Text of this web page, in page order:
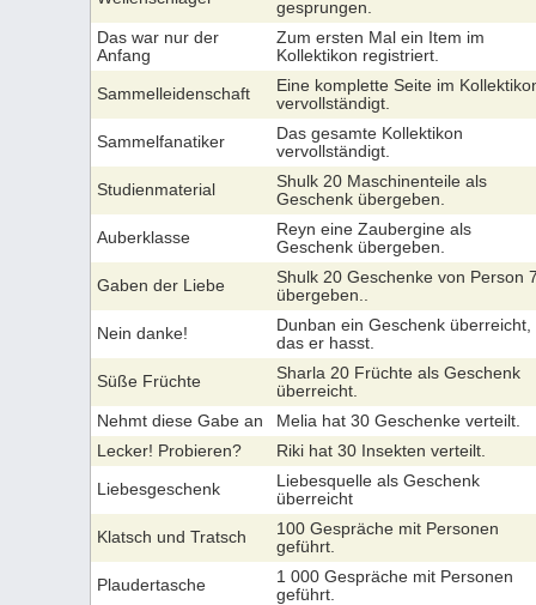
gesprungen.
Das war nur der
Anfang
Zum ersten Mal ein Item im
Kollektikon registriert.
Sammelleidenschaft
Eine komplette Seite im
vervollständigt.
Sammelfanatiker
Das gesamte Kollektikon
vervollständigt.
Studienmaterial
Shulk 20 Maschinenteile als
Geschenk übergeben.
Auberklasse
Reyn eine Zaubergine als
Geschenk übergeben.
Gaben der Liebe
Shulk 20 Geschenke von Person
übergeben..
Nein danke!
Dunban ein Geschenk überreicht,
das er hasst.
Süße Früchte
Sharla 20 Früchte als Geschenk
überreicht.
Nehmt diese Gabe an
Melia hat 30 Geschenke verteilt.
Lecker! Probieren?
Riki hat 30 Insekten verteilt.
Liebesgeschenk
Liebesquelle als Geschenk
überreicht
Klatsch und Tratsch
100 Gespräche mit Personen
geführt.
Plaudertasche
1 000 Gespräche mit Personen
geführt.